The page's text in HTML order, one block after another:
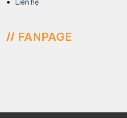
Liên hệ
FANPAGE